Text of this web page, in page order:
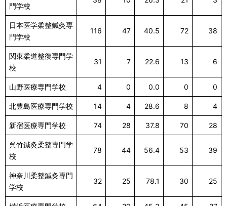
門学校
日本医学柔整鍼灸専
門学校
116 47 40.5 72 38
関東柔道整復専門学
校
31 7 22.6 13 6
山野医療専門学校 4 0 0.0 0 0
北豊島医療専門学校 14 4 28.6 8 4
新宿医療専門学校 74 28 37.8 70 28
呉竹鍼灸柔整専門学
校
78 44 56.4 53 39
神奈川柔整鍼灸専門
学校
32 25 78.1 30 25